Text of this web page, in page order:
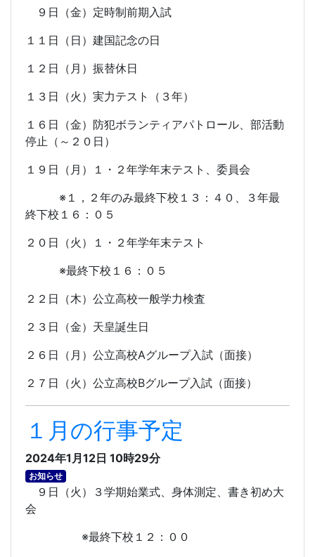
９日（金）定時制前期入試
１１日（日）建国記念の日
１２日（月）振替休日
１３日（火）実力テスト（３年）
１６日（金）防犯ボランティアパトロール、部活動
停止（～２０日）
１９日（月）１・２年学年末テスト、委員会
※１，２年のみ最終下校１３：４０、３年最
終下校１６：０５
２０日（火）１・２年学年末テスト
※最終下校１６：０５
２２日（木）公立高校一般学力検査
２３日（金）天皇誕生日
２６日（月）公立高校Aグループ入試（面接）
２７日（火）公立高校Bグループ入試（面接）
１月の行事予定
2024年1月12日 10時29分
お知らせ
９日（火）３学期始業式、身体測定、書き初め大
会
※最終下校１２：００